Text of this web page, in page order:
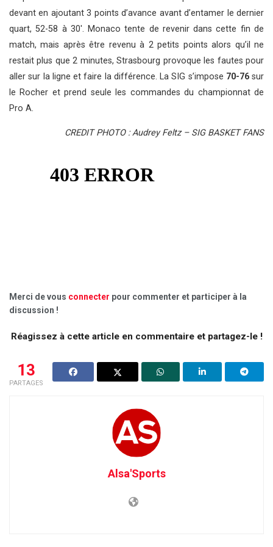
devant en ajoutant 3 points d’avance avant d’entamer le dernier
quart, 52-58 à 30′. Monaco tente de revenir dans cette fin de
match, mais après être revenu à 2 petits points alors qu’il ne
restait plus que 2 minutes, Strasbourg provoque les fautes pour
aller sur la ligne et faire la différence. La SIG s’impose 70-76sur
le Rocher et prend seule les commandes du championnat de
Pro A.
CREDIT PHOTO : Audrey Feltz – SIG BASKET FANS
Merci de vous connecter pour commenter et participer à la
discussion !
Réagissez à cette article en commentaire et partagez-le !
13
PARTAGES
Alsa'Sports